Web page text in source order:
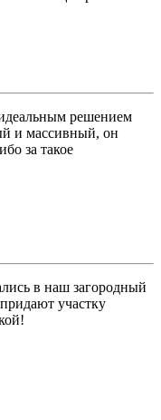
решением
и массивный, он
за такое
в наш загородный
участку